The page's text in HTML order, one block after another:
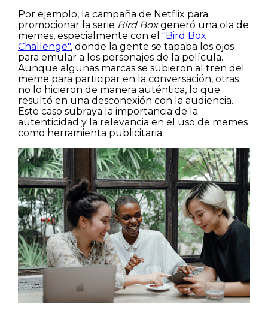
Por ejemplo, la campaña de Netflix para
promocionar la serie Bird Boxgeneró una ola de
memes, especialmente con el "Bird Box
Challenge", donde la gente se tapaba los ojos
para emular a los personajes de la película.
Aunque algunas marcas se subieron al tren del
meme para participar en la conversación, otras
no lo hicieron de manera auténtica, lo que
resultó en una desconexión con la audiencia.
Este caso subraya la importancia de la
autenticidad y la relevancia en el uso de memes
como herramienta publicitaria.